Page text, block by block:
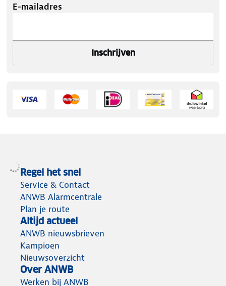
E-mailadres
Inschrijven
Regel het snel
Service & Contact
ANWB Alarmcentrale
Plan je route
Altijd actueel
ANWB nieuwsbrieven
Kampioen
Nieuwsoverzicht
Over ANWB
Werken bij ANWB